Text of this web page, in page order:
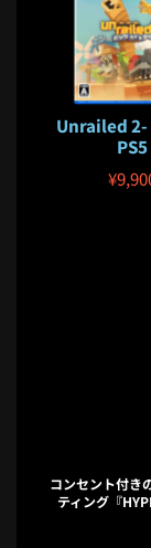
Unrailed 2-
PS5
¥
コンセント付き
ティング『